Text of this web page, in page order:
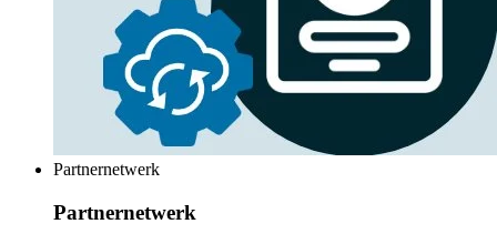
Partnernetwerk
Partnernetwerk